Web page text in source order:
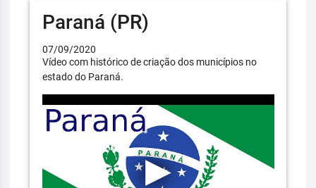
Paraná (PR)
07/09/2020
Vídeo com histórico de criação dos municípios no
estado do Paraná.